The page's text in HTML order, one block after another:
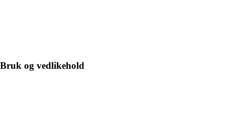
Bruk og vedlikehold